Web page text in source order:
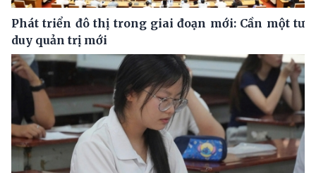
Phát triển đô thị trong giai đoạn mới: Cần một tư
duy quản trị mới